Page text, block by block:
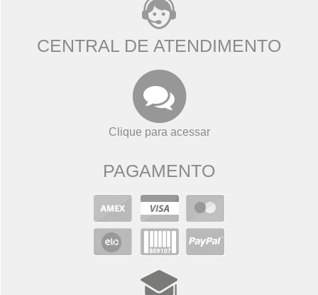
CENTRAL DE ATENDIMENTO
Clique para acessar
PAGAMENTO